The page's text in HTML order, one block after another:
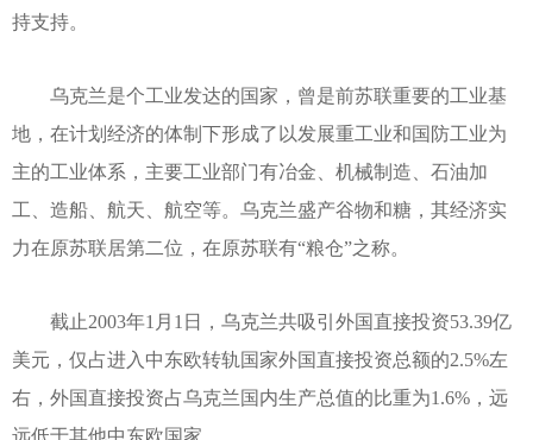
持支持。
乌克兰是个工业发达的国家，曾是前苏联重要的工业基
地，在计划经济的体制下形成了以发展重工业和国防工业为
主的工业体系，主要工业部门有冶金、机械制造、石油加
工、造船、航天、航空等。乌克兰盛产谷物和糖，其经济实
力在原苏联居第二位，在原苏联有“粮仓”之称。
截止2003年1月1日，乌克兰共吸引外国直接投资53.39亿
美元，仅占进入中东欧转轨国家外国直接投资总额的2.5%左
右，外国直接投资占乌克兰国内生产总值的比重为1.6%，远